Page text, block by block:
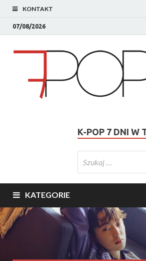
KONTAKT
07/08/2026
K-POP 7 DNI W
KATEGORIE